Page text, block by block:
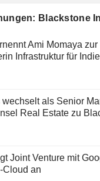
Blackstone
Ami Momaya
Infrastruktur für
als Senior
Real Estate zu
Joint Venture mit
Cloud an